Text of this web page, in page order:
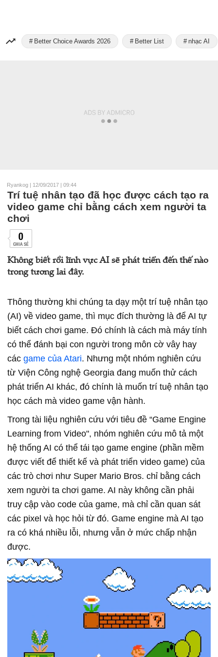
Better Choice Awards 2026 Better List nhạc AI
Ryankog | 12/09/2017 | 09:44
Trí tuệ nhân tạo đã học được cách tạo ra
video game chỉ bằng cách xem người ta
chơi
0
CHIA SẺ
Không biết rồi lĩnh vực AI sẽ phát triển đến thế nào
trong tương lai đây.
Thông thường khi chúng ta dạy một trí tuệ nhân tạo
(AI) về video game, thì mục đích thường là để AI tự
biết cách chơi game. Đó chính là cách mà máy tính
có thể đánh bại con người trong môn cờ vây hay
các game của Atari. Nhưng một nhóm nghiên cứu
từ Viện Công nghệ Georgia đang muốn thử cách
phát triển AI khác, đó chính là muốn trí tuệ nhân tạo
học cách mà video game vận hành.
Trong tài liệu nghiên cứu với tiêu đề “Game Engine
Learning from Video", nhóm nghiên cứu mô tả một
hệ thống AI có thể tái tạo game engine (phần mềm
được viết để thiết kế và phát triển video game) của
các trò chơi như Super Mario Bros. chỉ bằng cách
xem người ta chơi game. AI này không cần phải
truy cập vào code của game, mà chỉ cần quan sát
các pixel và học hỏi từ đó. Game engine mà AI tạo
ra có khá nhiều lỗi, nhưng vẫn ở mức chấp nhận
được.